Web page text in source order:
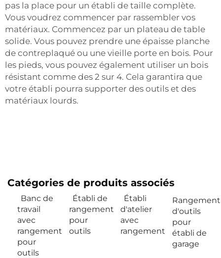
pas la place pour un établi de taille complète.
Vous voudrez commencer par rassembler vos
matériaux. Commencez par un plateau de table
solide. Vous pouvez prendre une épaisse planche
de contreplaqué ou une vieille porte en bois. Pour
les pieds, vous pouvez également utiliser un bois
résistant comme des 2 sur 4. Cela garantira que
votre établi pourra supporter des outils et des
matériaux lourds.
Catégories de produits associés
Banc de
travail
avec
rangement
pour
outils
Établi de
rangement
pour
outils
Établi
d'atelier
avec
rangement
Rangement
d'outils
pour
établi de
garage